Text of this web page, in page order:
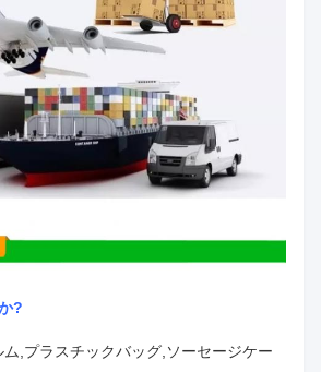
?
,プラスチックバッグ,ソーセージケー